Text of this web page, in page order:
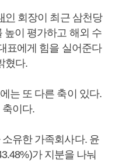
인 회장이 최근 삼천당
높이 평가하고 해외 수
표에게 힘을 실어준다
혔다.
는 또 다른 축이 있다.
이다.
유한 가족회사다. 윤
가 지분을 나눠